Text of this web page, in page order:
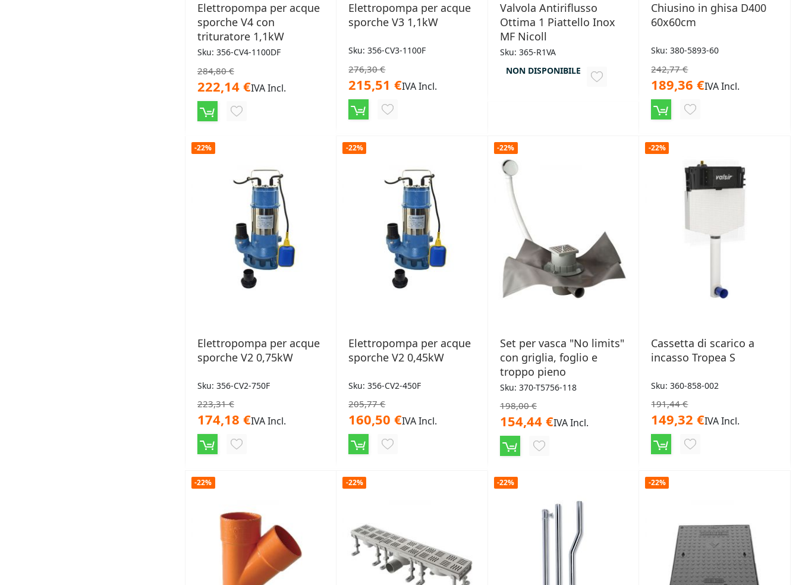
Elettropompa per acque
sporche V4 con
trituratore 1,1kW
Sku: 356-CV4-1100DF
284,80 €
222,14 €IVA Incl.
AGGIUNGI
DESIDERI
Elettropompa per acque
sporche V3 1,1kW
Sku: 356-CV3-1100F
276,30 €
215,51 €IVA Incl.
AGGIUNGI
DESIDERI
Valvola Antiriflusso
Ottima 1 Piattello Inox
MF Nicoll
Sku: 365-R1VA
NON DISPONIBILE
AGGIUNGI
Chiusino in ghisa D400
60x60cm
Sku: 380-5893-60
242,77 €
189,36 €IVA Incl.
AGGIUNGI
DESIDERI
-22%
Elettropompa per acque
sporche V2 0,75kW
Sku: 356-CV2-750F
223,31 €
174,18 €IVA Incl.
AGGIUNGI
-22%
Elettropompa per acque
sporche V2 0,45kW
Sku: 356-CV2-450F
205,77 €
160,50 €IVA Incl.
AGGIUNGI
-22%
Set per vasca "No limits"
con griglia, foglio e
troppo pieno
Sku: 370-T5756-118
198,00 €
154,44 €IVA Incl.
AGGIUNGI
DESIDERI
-22%
Cassetta di scarico a
incasso Tropea S
Sku: 360-858-002
191,44 €
149,32 €IVA Incl.
AGGIUNGI
-22% -22% -22% -22%